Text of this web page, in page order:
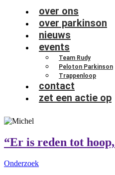
over ons
over parkinson
nieuws
events
Team Rudy
Peloton Parkinson
Trappenloop
contact
zet een actie op
“Er is reden tot
Onderzoek